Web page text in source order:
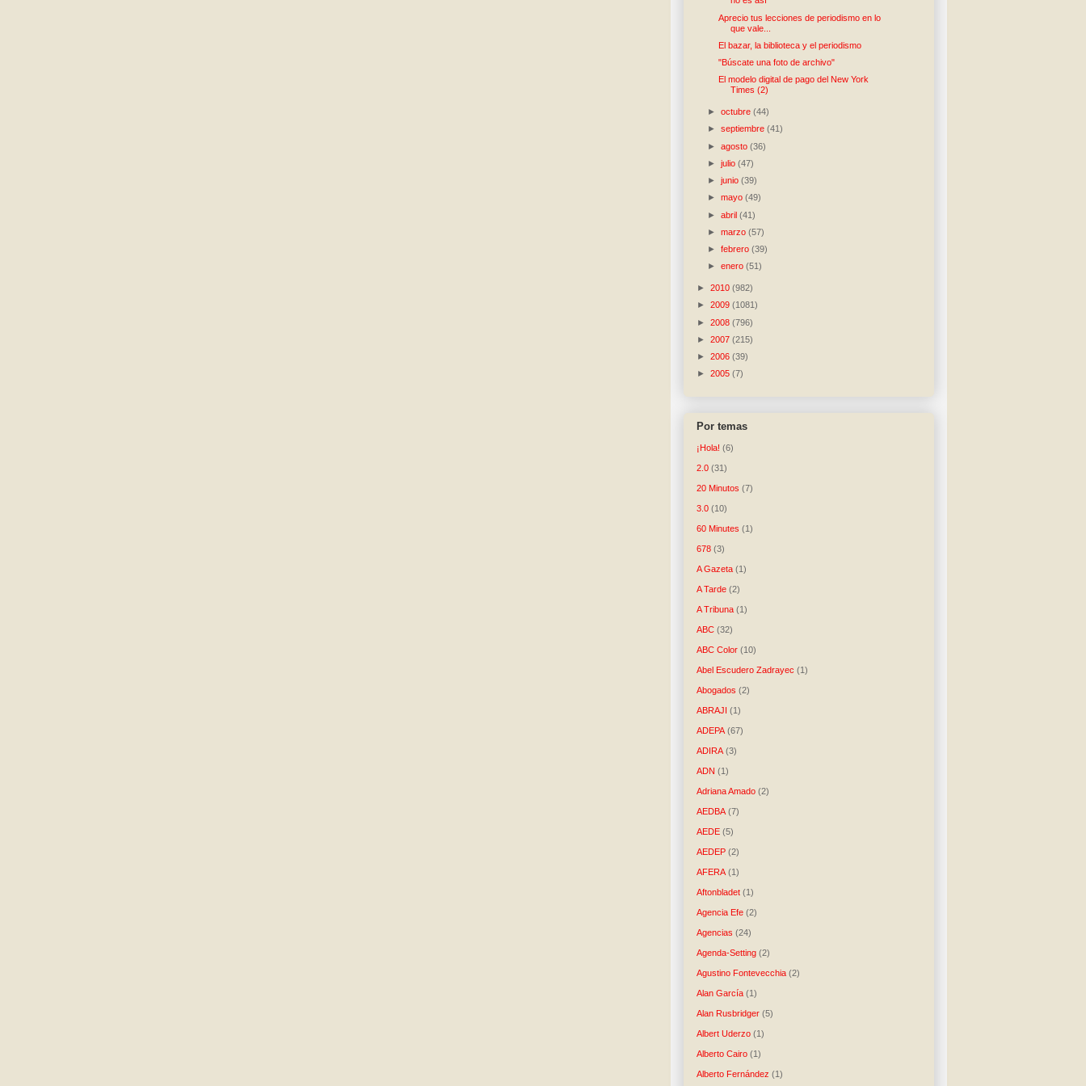
Aprecio tus lecciones de periodismo en lo
que vale...
El bazar, la biblioteca y el periodismo
"Búscate una foto de archivo"
El modelo digital de pago del New York
Times (2)
►octubre(44)
►septiembre(41)
►agosto(36)
►julio(47)
►junio(39)
►mayo(49)
►abril(41)
►marzo(57)
►febrero(39)
►enero(51)
► 2010 (982)
► 2009 (1081)
► 2008 (796)
► 2007 (215)
► 2006 (39)
► 2005 (7)
Por temas
¡Hola! (6)
2.0 (31)
20 Minutos (7)
3.0 (10)
60 Minutes (1)
678 (3)
A Gazeta (1)
A Tarde (2)
A Tribuna (1)
ABC (32)
ABC Color (10)
Abel Escudero Zadrayec (1)
Abogados (2)
ABRAJI (1)
ADEPA (67)
ADIRA (3)
ADN (1)
Adriana Amado (2)
AEDBA (7)
AEDE (5)
AEDEP (2)
AFERA (1)
Aftonbladet (1)
Agencia Efe (2)
Agencias (24)
Agenda-Setting (2)
Agustino Fontevecchia (2)
Alan García (1)
Alan Rusbridger (5)
Albert Uderzo (1)
Alberto Cairo (1)
Alberto Fernández (1)